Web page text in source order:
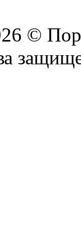
©